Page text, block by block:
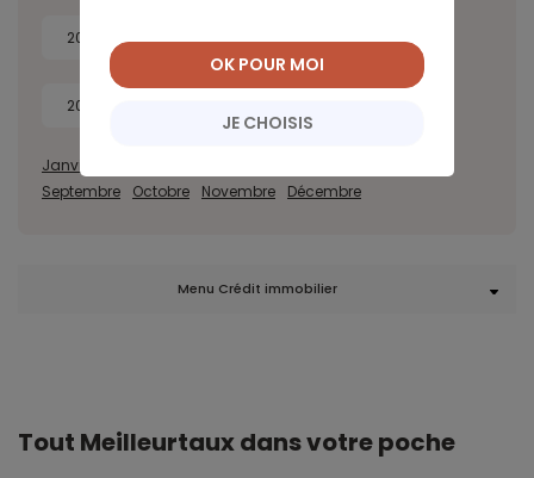
2022 2021 2020 2019
2018
Janvier
Septembre
Octobre Novembre Décembre
Menu Crédit immobilier
Tout Meilleurtaux dans votre poche
JE CHOISIS
OK POUR MOI